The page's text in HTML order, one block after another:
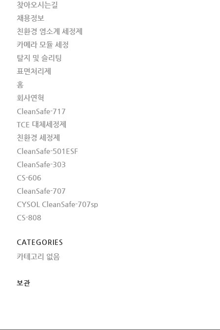
찾아오시는길
채용정보
친환경 염소계 세정제
카메라 모듈 세정
탈지 및 슬리팅
표면처리제
홈
회사연혁
CleanSafe-717
TCE 대체세정제
친환경 세정제
CleanSafe-501ESF
CleanSafe-303
CS-606
CleanSafe-707
CYSOL CleanSafe-707sp
CS-808
CATEGORIES
카테고리 없음
보관